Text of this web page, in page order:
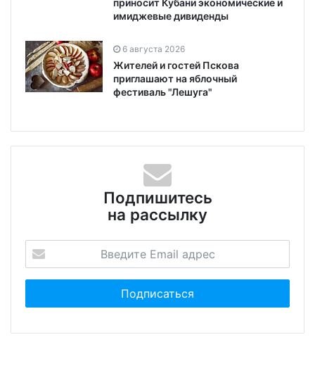
приносит Кубани экономические и
имиджевые дивиденды
6 августа 2026
Жителей и гостей Пскова
приглашают на яблочный
фестиваль "Лешуга"
Подпишитесь
на рассылку